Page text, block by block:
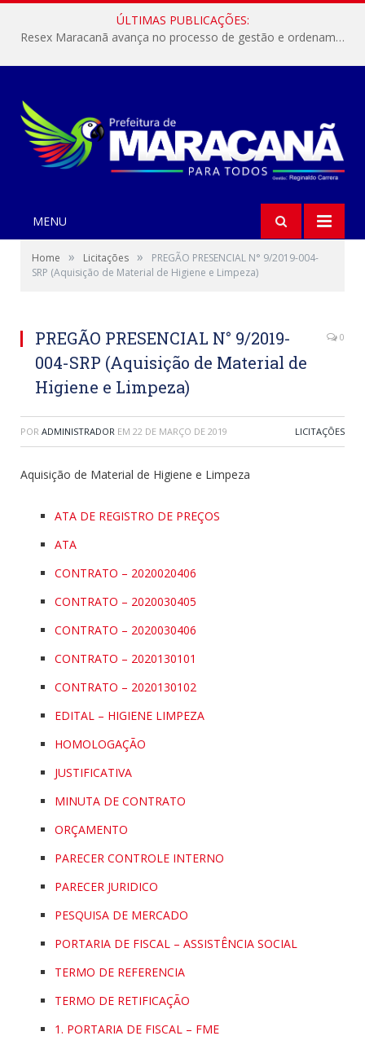
ÚLTIMAS PUBLICAÇÕES:
Resex Maracanã avança no processo de gestão e ordenamento do turismo em nossas áreas protegidas.
MENU
Home » Licitações »
PREGÃO PRESENCIAL N° 9/2019-004-
SRP (Aquisição de Material de Higiene e Limpeza)
PREGÃO PRESENCIAL N° 9/2019-
004-SRP (Aquisição de Material de
Higiene e Limpeza)
0
POR ADMINISTRADOR EM 22 DE MARÇO DE 2019 LICITAÇÕES
Aquisição de Material de Higiene e Limpeza
ATA DE REGISTRO DE PREÇOS
ATA
CONTRATO – 2020020406
CONTRATO – 2020030405
CONTRATO – 2020030406
CONTRATO – 2020130101
CONTRATO – 2020130102
EDITAL – HIGIENE LIMPEZA
HOMOLOGAÇÃO
JUSTIFICATIVA
MINUTA DE CONTRATO
ORÇAMENTO
PARECER CONTROLE INTERNO
PARECER JURIDICO
PESQUISA DE MERCADO
PORTARIA DE FISCAL – ASSISTÊNCIA SOCIAL
TERMO DE REFERENCIA
TERMO DE RETIFICAÇÃO
1. PORTARIA DE FISCAL – FME